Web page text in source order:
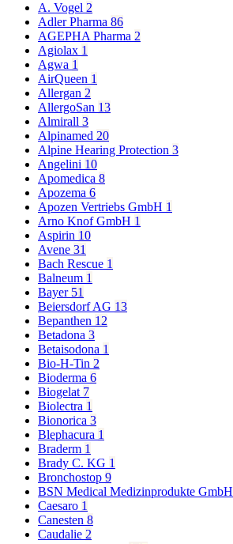
A. Vogel 2
Adler Pharma 86
AGEPHA Pharma 2
Agiolax 1
Agwa 1
AirQueen 1
Allergan 2
AllergoSan 13
Almirall 3
Alpinamed 20
Alpine Hearing Protection 3
Angelini 10
Apomedica 8
Apozema 6
Apozen Vertriebs GmbH 1
Arno Knof GmbH 1
Aspirin 10
Avene 31
Bach Rescue 1
Balneum 1
Bayer 51
Beiersdorf AG 13
Bepanthen 12
Betadona 3
Betaisodona 1
Bio-H-Tin 2
Bioderma 6
Biogelat 7
Biolectra 1
Bionorica 3
Blephacura 1
Braderm 1
Brady C. KG 1
Bronchostop 9
BSN Medical Medizinprodukte GmbH
Caesaro 1
Canesten 8
Caudalie 2